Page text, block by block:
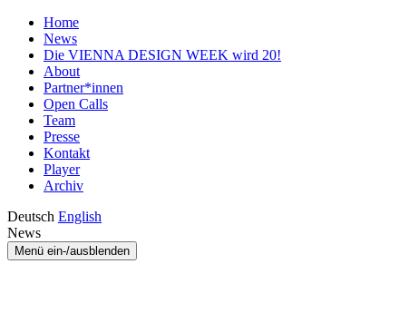
Home
News
Die VIENNA DESIGN WEEK wird 20!
About
Partner*innen
Open Calls
Team
Presse
Kontakt
Player
Archiv
Deutsch English
News
Menü ein-/ausblenden